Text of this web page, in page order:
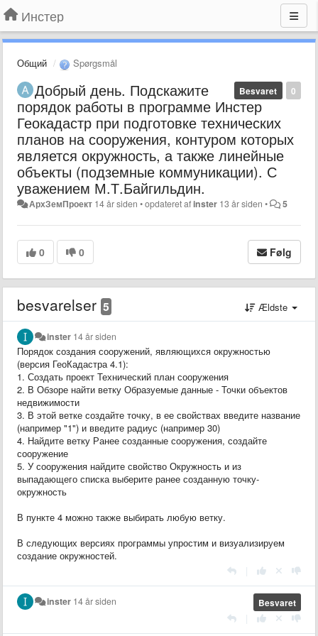
Инстер
Общий Spørgsmål
0
Besvaret
Добрый день. Подскажите
порядок работы в программе Инстер
Геокадастр при подготовке технических
планов на сооружения, контуром которых
является окружность, а также линейные
объекты (подземные коммуникации). С
уважением М.Т.Байгильдин.
АрхЗемПроект 14 år siden •opdateret afinster 13 år siden • 5
0 0 Følg
besvarelser 5 Ældste
inster 14 år siden
Порядок создания сооружений, являющихся окружностью
(версия ГеоКадастра 4.1):
1. Создать проект Технический план сооружения
2. В Обзоре найти ветку Образуемые данные - Точки объектов
недвижимости
3. В этой ветке создайте точку, в ее свойствах введите название
(например "1") и введите радиус (например 30)
4. Найдите ветку Ранее созданные сооружения, создайте
сооружение
5. У сооружения найдите свойство Окружность и из
выпадающего списка выберите ранее созданную точку-
окружность
В пункте 4 можно также выбирать любую ветку.
В следующих версиях программы упростим и визуализируем
создание окружностей.
Besvaret
inster 14 år siden